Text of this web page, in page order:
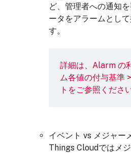
ど、管理者への通知
ータをアラームとし
す。
詳細は、 Alarm の
ム各値の付与基準
ト をご参照ください
イベント vs メジャー
Things Cloudではメ